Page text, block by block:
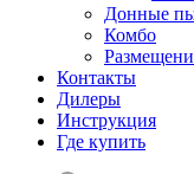
Донные
Комбо
Контакты
Дилеры
Инструкция
Где купить